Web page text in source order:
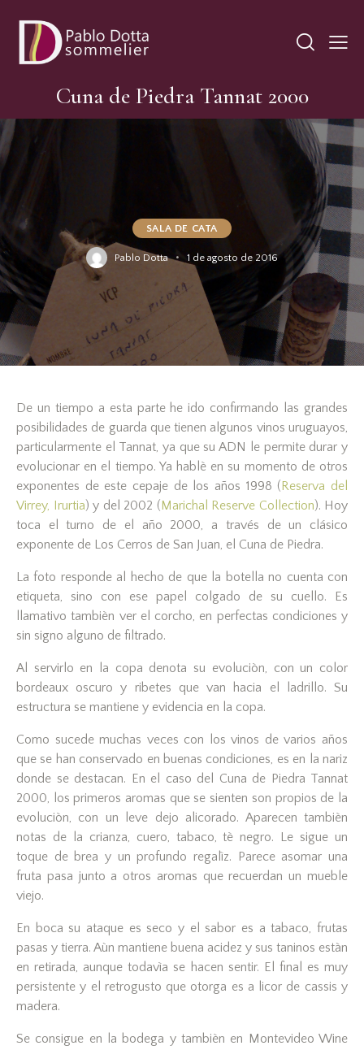
Cuna de Piedra Tannat 2000
SALA DE CATA
Pablo Dotta 1 de agosto de 2016
De un tiempo a esta parte he ido confirmando las grandes
posibilidades de guarda que tienen algunos vinos uruguayos,
particularmente el Tannat, ya que su ADN le permite durar y
evolucionar en el tiempo. Ya hablè en su momento de otros
exponentes de este cepaje de los años 1998 (Reserva del
Virrey, Irurtia) y del 2002 (Marichal Reserve Collection). Hoy
toca el turno de el año 2000, a través de un clásico
exponente de Los Cerros de San Juan, el Cuna de Piedra.
La foto responde al hecho de que la botella no cuenta con
etiqueta, sino con ese papel colgado de su cuello. Es
llamativo tambièn ver el corcho, en perfectas condiciones y
sin signo alguno de filtrado.
Al servirlo en la copa denota su evoluciòn, con un color
bordeaux oscuro y ribetes que van hacia el ladrillo. Su
estructura se mantiene y evidencia en la copa.
Como sucede muchas veces con los vinos de varios años
que se han conservado en buenas condiciones, es en la nariz
donde se destacan. En el caso del Cuna de Piedra Tannat
2000, los primeros aromas que se sienten son propios de la
evoluciòn, con un leve dejo alicorado. Aparecen tambièn
notas de la crianza, cuero, tabaco, tè negro. Le sigue un
toque de brea y un profundo regalìz. Parece asomar una
fruta pasa junto a otros aromas que recuerdan un mueble
viejo.
En boca su ataque es seco y el sabor es a tabaco, frutas
pasas y tierra. Aùn mantiene buena acidez y sus taninos estàn
en retirada, aunque todavìa se hacen sentir. El final es muy
persistente y el retrogusto que otorga es a licor de cassis y
madera.
Se consigue en la bodega y tambièn en Montevideo Wine